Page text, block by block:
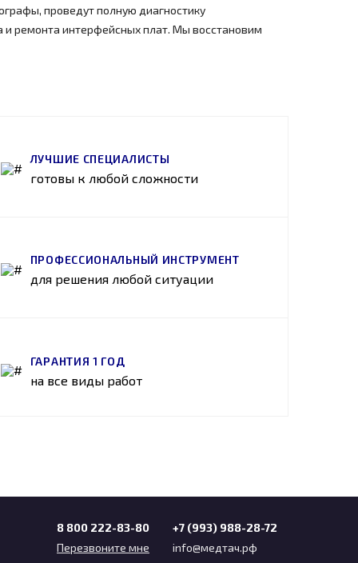
проведут полную диагностику
и ремонта интерфейсных плат. Мы восстановим
ЛУЧШИЕ СПЕЦИАЛИСТЫ
готовы к любой сложности
ПРОФЕССИОНАЛЬНЫЙ ИНСТРУМЕНТ
для решения любой ситуации
ГАРАНТИЯ 1 ГОД
на все виды работ
8 800 222-83-80
Перезвоните мне
+7 (993) 988-28-72
info@медтач.рф